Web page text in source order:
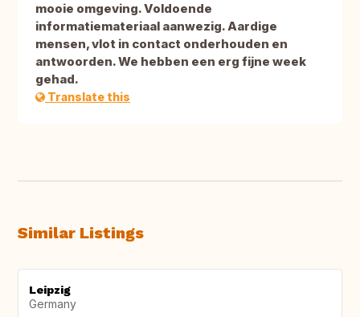
mooie omgeving. Voldoende
informatiemateriaal aanwezig. Aardige
mensen, vlot in contact onderhouden en
antwoorden. We hebben een erg fijne week
gehad.
Translate this
Similar Listings
Leipzig
Germany